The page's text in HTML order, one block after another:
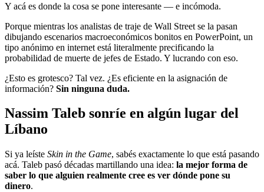
Y acá es donde la cosa se pone interesante — e incómoda.
Porque mientras los analistas de traje de Wall Street se la pasan
dibujando escenarios macroeconómicos bonitos en PowerPoint, un
tipo anónimo en internet está literalmente precificando la
probabilidad de muerte de jefes de Estado. Y lucrando con eso.
¿Esto es grotesco? Tal vez. ¿Es eficiente en la asignación de
información? Sin ninguna duda.
Nassim Taleb sonríe en algún lugar del
Líbano
Si ya leíste Skin in the Game, sabés exactamente lo que está pasando
acá. Taleb pasó décadas martillando una idea: la mejor forma de
saber lo que alguien realmente cree es ver dónde pone su
dinero.